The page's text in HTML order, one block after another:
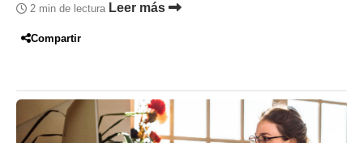
2 min de lectura Leer más
Compartir